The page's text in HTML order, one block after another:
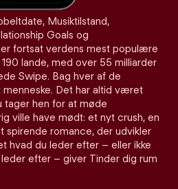
Musiktilstand,
Goals og
fortsat verdens mest populære
lande, med over 55 milliarder
Swipe. Bag hver af de
Det har altid været
tager hen for at møde
ville have mødt: et nyt crush, en
spirende romance, der udvikler
hvad du leder efter – eller ikke
efter – giver Tinder dig rum